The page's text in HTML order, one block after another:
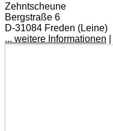
Zehntscheune
Bergstraße 6
D-31084 Freden (Leine)
... weitere Informationen